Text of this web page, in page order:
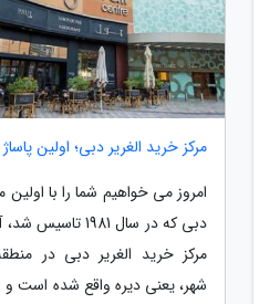
مرکز خرید الغریر دبی؛ اولین
امروز می خواهیم شما را با اولین
دبی که در سال 1981
مرکز خرید الغریر دبی در
شهر، یعنی دیره واقع شده است و